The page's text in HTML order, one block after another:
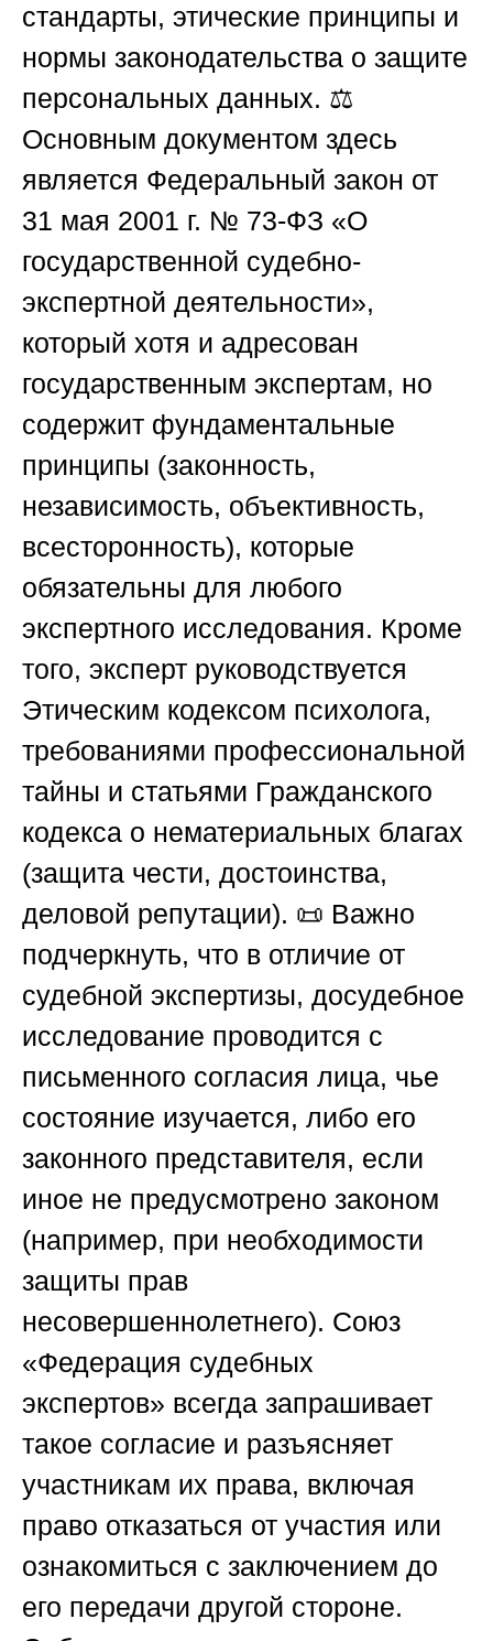
стандарты, этические принципы и
нормы законодательства о защите
персональных данных. ⚖️
Основным документом здесь
является Федеральный закон от
31 мая 2001 г. № 73-ФЗ «О
государственной судебно-
экспертной деятельности»,
который хотя и адресован
государственным экспертам, но
содержит фундаментальные
принципы (законность,
независимость, объективность,
всесторонность), которые
обязательны для любого
экспертного исследования. Кроме
того, эксперт руководствуется
Этическим кодексом психолога,
требованиями профессиональной
тайны и статьями Гражданского
кодекса о нематериальных благах
(защита чести, достоинства,
деловой репутации). 📜 Важно
подчеркнуть, что в отличие от
судебной экспертизы, досудебное
исследование проводится с
письменного согласия лица, чье
состояние изучается, либо его
законного представителя, если
иное не предусмотрено законом
(например, при необходимости
защиты прав
несовершеннолетнего). Союз
«Федерация судебных
экспертов» всегда запрашивает
такое согласие и разъясняет
участникам их права, включая
право отказаться от участия или
ознакомиться с заключением до
его передачи другой стороне.